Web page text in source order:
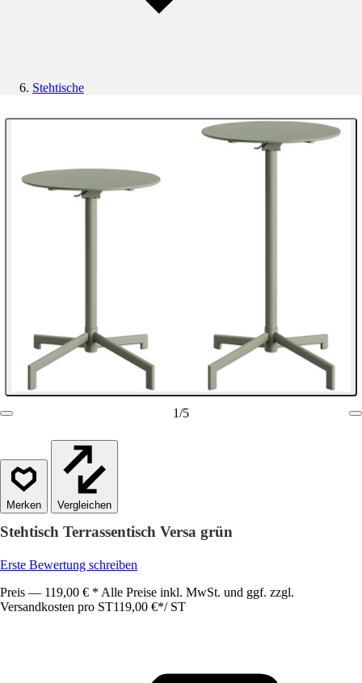
Stehtische
1/5
Vergleichen
Stehtisch Terrassentisch Versa grün
Erste Bewertung schreiben
Preis — 119,00 € * Alle Preise inkl. MwSt. und ggf. zzgl.
Versandkosten pro ST119,00 €*/ ST